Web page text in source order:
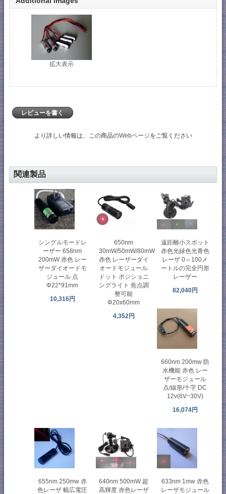
拡大表示
レビューを書く
より詳しい情報は、この商品のWebページをご覧ください
関連製品
シングルモードレ
ーザー 658nm
200mW 赤色 レー
ザーダイオードモ
ジュール 点
Φ22*91mm
10,316円
650nm
30mW/50mW/80mW
赤色 レーザーダイ
オードモジュール
ドット ポジショニ
ングライト 焦点調
整可能
Φ20x60mm
4,352円
遠距離小スポット
赤色光緑色光青色
レーザ 0～100メ
ートルの完全円形
レーザー
82,040円
660nm 200mw 防
水機能 赤色 レー
ザーモジュール
点/線形/十字 DC
12v(6V~30V)
16,074円
655nm 250mw 赤
色レーザ 幅広電圧
640nm 500mW 超
高輝度 赤色レーザ
633nm 1mw 赤色
レーザモジュール